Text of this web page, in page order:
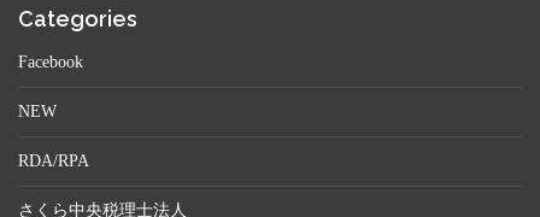
Categories
Facebook
NEW
RDA/RPA
さくら中央税理士法人